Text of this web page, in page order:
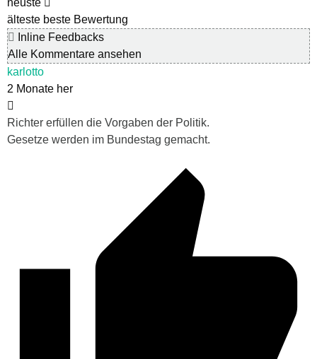
älteste beste Bewertung
Inline Feedbacks
Alle Kommentare ansehen
karlotto
2 Monate her
Richter erfüllen die Vorgaben der Politik.
Gesetze werden im Bundestag gemacht.